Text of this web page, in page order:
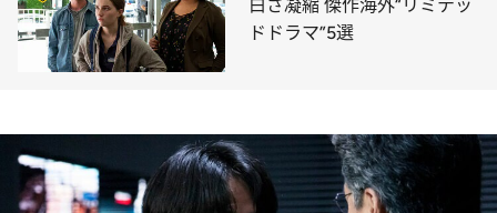
白さ凝縮 傑作海外“リミテッ
ドドラマ”5選